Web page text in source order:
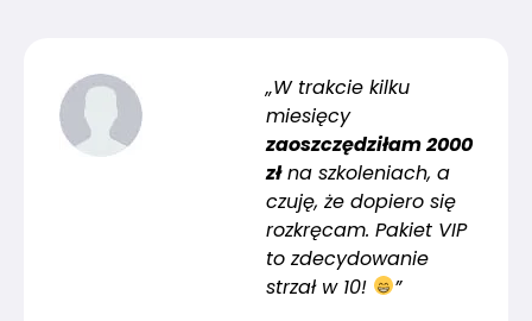
„W trakcie kilku
miesięcy
zaoszczędziłam 2000
złna szkoleniach, a
czuję, że dopiero się
rozkręcam. Pakiet VIP
to zdecydowanie
strzał w 10!
”